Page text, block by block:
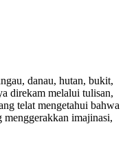
danau, hutan, bukit,
direkam melalui tulisan,
telat mengetahui bahwa
menggerakkan imajinasi,